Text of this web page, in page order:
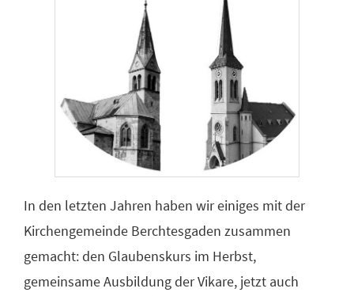
In den letzten Jahren haben wir einiges mit der
Kirchengemeinde Berchtesgaden zusammen
gemacht: den Glaubenskurs im Herbst,
gemeinsame Ausbildung der Vikare, jetzt auch